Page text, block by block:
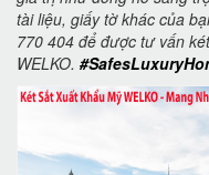
tài liệu, giấy tờ khác của
770 404 để được tư vấn
WELKO.